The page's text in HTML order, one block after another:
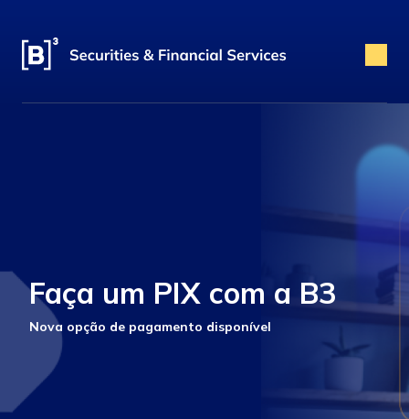
Faça um PIX com a B3
Nova opção de pagamento disponível